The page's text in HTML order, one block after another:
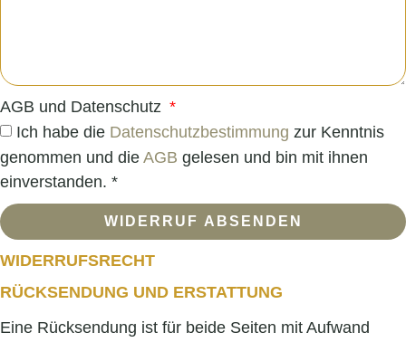
AGB und Datenschutz
Ich habe die Datenschutzbestimmung zur Kenntnis
genommen und die AGB gelesen und bin mit ihnen
einverstanden. *
WIDERRUF ABSENDEN
WIDERRUFSRECHT
RÜCKSENDUNG UND ERSTATTUNG
Eine Rücksendung ist für beide Seiten mit Aufwand